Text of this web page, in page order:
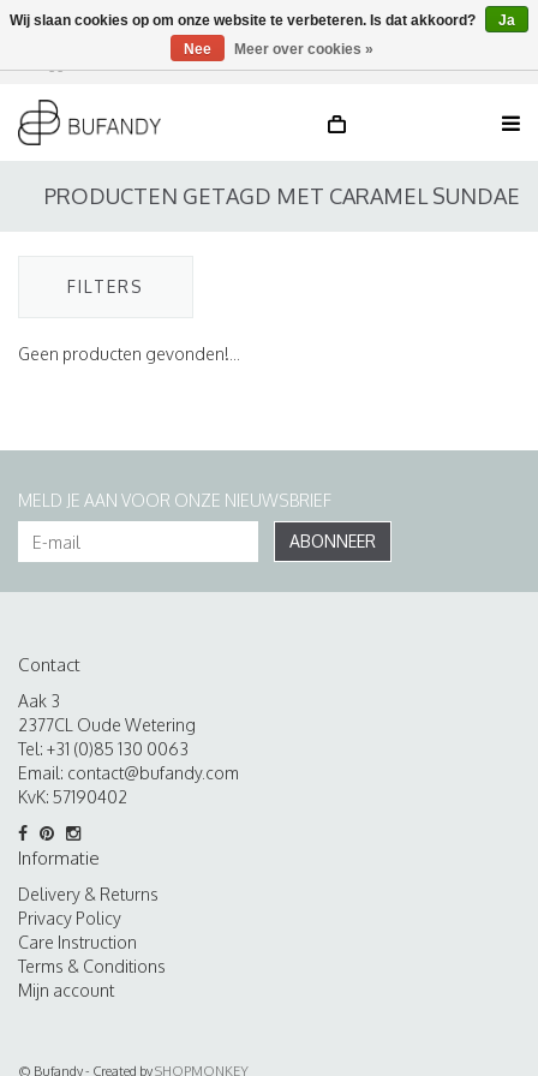
DE / EN
PRODUCTEN GETAGD MET CARAMEL SUNDAE
FILTERS
Geen producten gevonden!...
MELD JE AAN VOOR ONZE NIEUWSBRIEF
ABONNEER
Contact
Aak 3
2377CL Oude Wetering
Tel: +31 (0)85 130 0063
Email: contact@bufandy.com
KvK: 57190402
Informatie
Delivery & Returns
Privacy Policy
Care Instruction
Terms & Conditions
Mijn account
© Bufandy - Created bySHOPMONKEY
Wij slaan cookies op om onze website te verbeteren. Is dat akkoord?
Ja
Nee
Meer over cookies »